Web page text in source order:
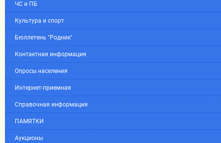
ЧС и ПБ
Культура и спорт
Бюллетень "Родник"
Контактная информация
Опросы населения
Интернет-приемная
Справочная информация
ПАМЯТКИ
Аукционы